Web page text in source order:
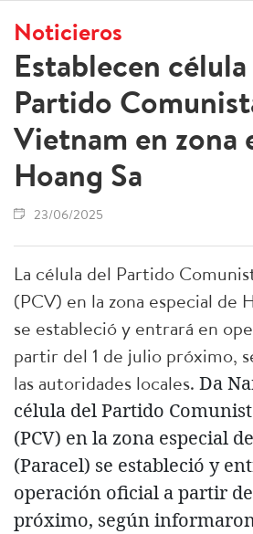
Noticieros
Establecen
Partido
Vietnam en zona
Hoang Sa
23/06/2025
La célula del Partido
(PCV) en la zona especial de
se estableció y entrará en
partir del 1 de julio próximo,
las autoridades locales. Da
célula del Partido
(PCV) en la zona especial
(Paracel) se estableció y
operación oficial a partir
próximo, según